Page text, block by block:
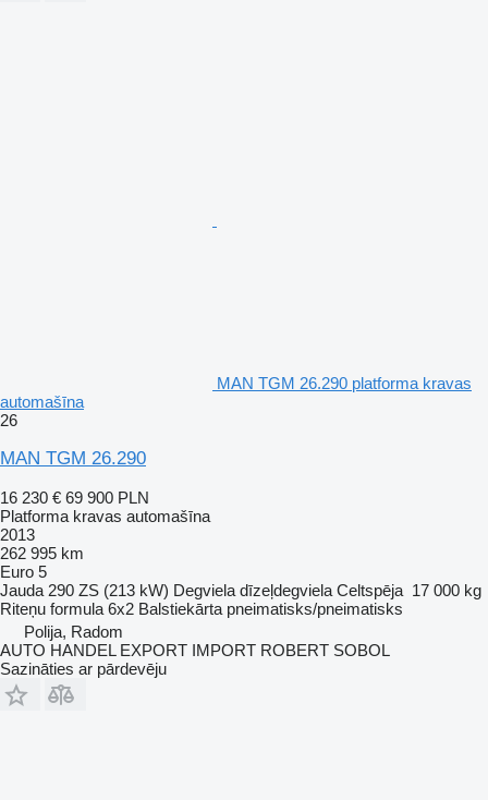
MAN TGM 26.290 platforma kravas
automašīna
26
MAN TGM 26.290
16 230 € 69 900 PLN
Platforma kravas automašīna
2013
262 995 km
Euro 5
Jauda 290 ZS (213 kW) Degviela dīzeļdegviela Celtspēja 17 000 kg
Riteņu formula 6x2 Balstiekārta pneimatisks/pneimatisks
Polija, Radom
AUTO HANDEL EXPORT IMPORT ROBERT SOBOL
Sazināties ar pārdevēju